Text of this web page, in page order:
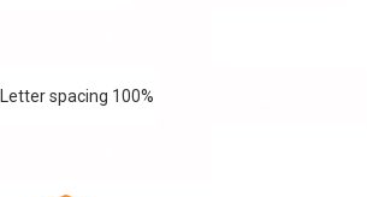
Letter spacing 100%